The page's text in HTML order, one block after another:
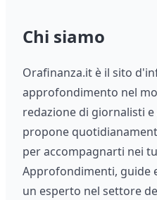
Chi siamo
Orafinanza.it è il sito
approfondimento nel
redazione di giornalisti
propone
per accompagnarti nei
Approfondimenti, guide
un esperto nel settore